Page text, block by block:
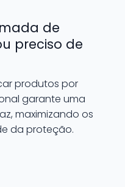
de
preciso de
produtos por
garante uma
maximizando os
da proteção.